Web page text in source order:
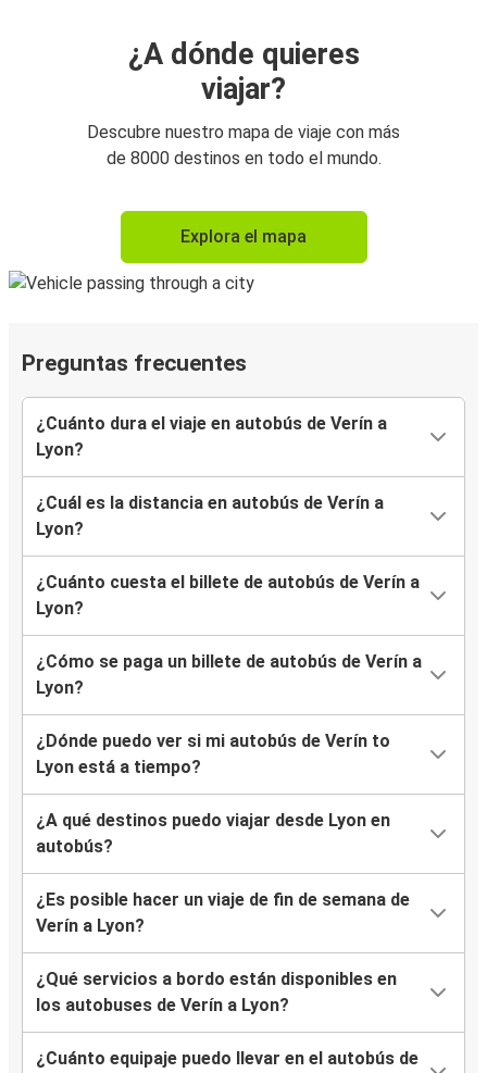
¿A dónde quieres
viajar?
Descubre nuestro mapa de viaje con más
de 8000 destinos en todo el mundo.
Explora el mapa
Preguntas frecuentes
¿Cuánto dura el viaje en autobús de Verín a
Lyon?
¿Cuál es la distancia en autobús de Verín a
Lyon?
¿Cuánto cuesta el billete de autobús de Verín a
Lyon?
¿Cómo se paga un billete de autobús de Verín a
Lyon?
¿Dónde puedo ver si mi autobús de Verín to
Lyon está a tiempo?
¿A qué destinos puedo viajar desde Lyon en
autobús?
¿Es posible hacer un viaje de fin de semana de
Verín a Lyon?
¿Qué servicios a bordo están disponibles en
los autobuses de Verín a Lyon?
¿Cuánto equipaje puedo llevar en el autobús de